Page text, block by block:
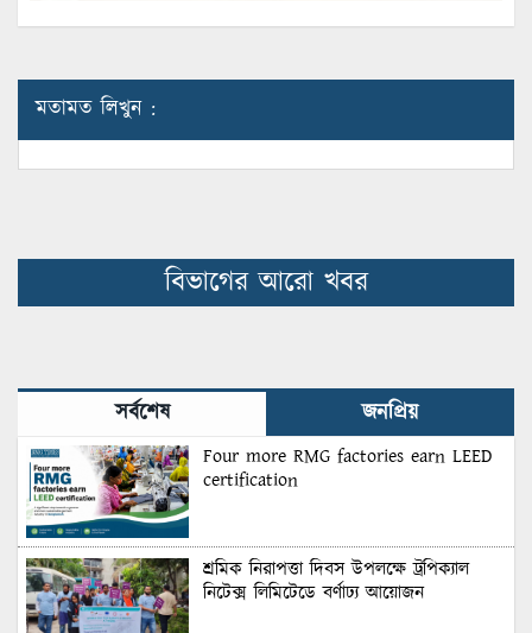
মতামত লিখুন :
বিভাগের আরো খবর
সর্বশেষ জনপ্রিয়
Four more RMG factories earn LEED
certification
শ্রমিক নিরাপত্তা দিবস উপলক্ষে ট্রপিক্যাল
নিটেক্স লিমিটেডে বর্ণাঢ্য আয়োজন